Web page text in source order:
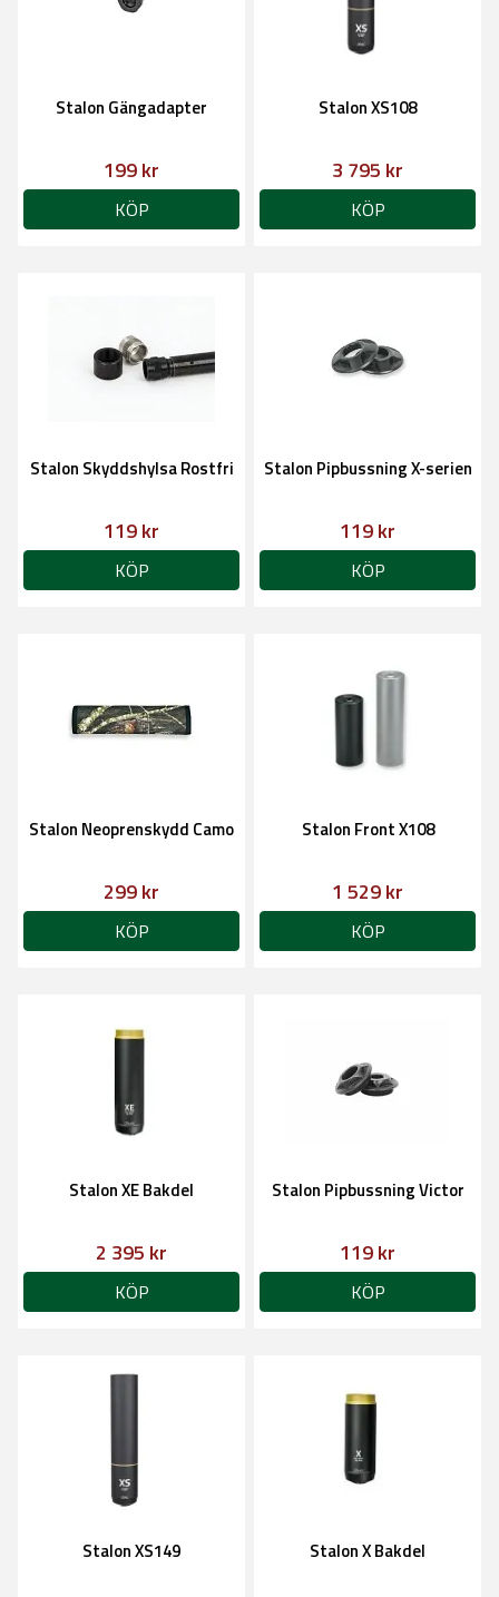
Stalon Gängadapter
199 kr
KÖP
Stalon XS108
3 795 kr
KÖP
Stalon Skyddshylsa Rostfri
119 kr
KÖP
Stalon Pipbussning X-serien
119 kr
KÖP
Stalon Neoprenskydd Camo
299 kr
KÖP
Stalon Front X108
1 529 kr
KÖP
Stalon XE Bakdel
2 395 kr
KÖP
Stalon Pipbussning Victor
119 kr
KÖP
Stalon XS149 Stalon X Bakdel